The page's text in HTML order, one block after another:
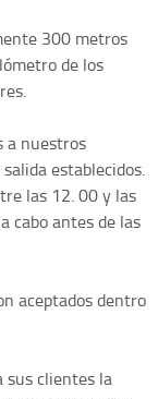
300 metros
de los
a nuestros
establecidos.
las 12. 00 y las
cabo antes de las
aceptados dentro
sus clientes la